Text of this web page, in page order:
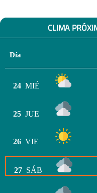
CLIMA
Día
24 MIÉ
25 JUE
26 VIE
27 SÁB